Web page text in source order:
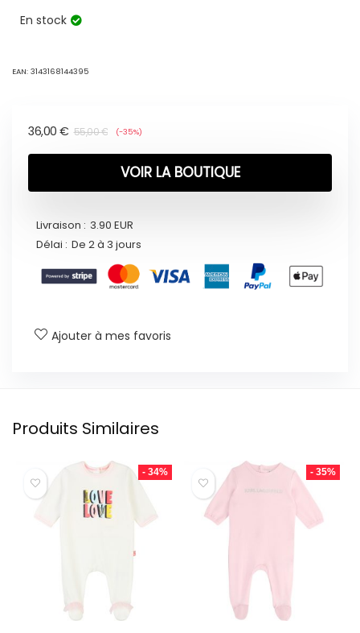
En stock
EAN: 3143168144395
55,00€
36,00 € (-35%)
VOIR LA BOUTIQUE
Livraison : 3.90 EUR
Délai : De 2 à 3 jours
Ajouter à mes favoris
Produits Similaires
- 34% - 35%